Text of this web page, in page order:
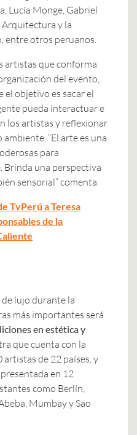
Lucía Monge, Gabriel
y la
entre otros peruanos.
artistas que conforma
del evento,
el objetivo es sacar el
pueda interactuar e
los artistas y reflexionar
“El arte es una
para
Brinda una perspectiva
sensorial” comenta.
TvPerú a Teresa
de la
lujo durante la
más importantes será
en estética y
que cuenta con la
de 22 países, y
en 12
como Berlín,
Mumbay y Sao